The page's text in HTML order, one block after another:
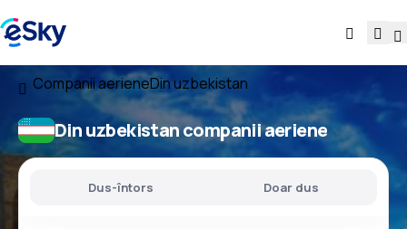
Companii aerieneDin uzbekistan
Din uzbekistan companii aeriene
Dus-întors Doar dus